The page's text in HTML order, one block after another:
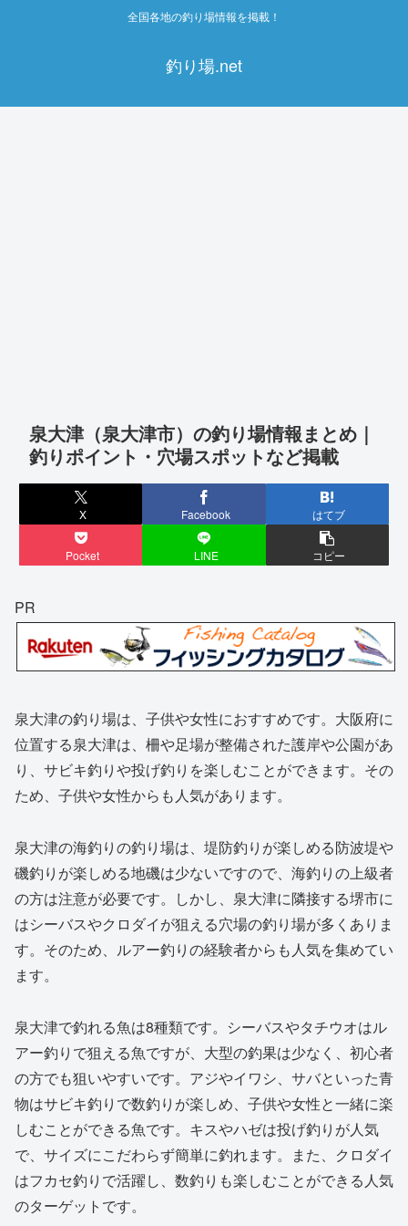
全国各地の釣り場情報を掲載！
釣り場.net
泉大津（泉大津市）の釣り場情報まとめ｜
釣りポイント・穴場スポットなど掲載
X Facebook はてブ
Pocket LINE コピー
PR
泉大津の釣り場は、子供や女性におすすめです。大阪府に
位置する泉大津は、柵や足場が整備された護岸や公園があ
り、サビキ釣りや投げ釣りを楽しむことができます。その
ため、子供や女性からも人気があります。
泉大津の海釣りの釣り場は、堤防釣りが楽しめる防波堤や
磯釣りが楽しめる地磯は少ないですので、海釣りの上級者
の方は注意が必要です。しかし、泉大津に隣接する堺市に
はシーバスやクロダイが狙える穴場の釣り場が多くありま
す。そのため、ルアー釣りの経験者からも人気を集めてい
ます。
泉大津で釣れる魚は8種類です。シーバスやタチウオはル
アー釣りで狙える魚ですが、大型の釣果は少なく、初心者
の方でも狙いやすいです。アジやイワシ、サバといった青
物はサビキ釣りで数釣りが楽しめ、子供や女性と一緒に楽
しむことができる魚です。キスやハゼは投げ釣りが人気
で、サイズにこだわらず簡単に釣れます。また、クロダイ
はフカセ釣りで活躍し、数釣りも楽しむことができる人気
のターゲットです。